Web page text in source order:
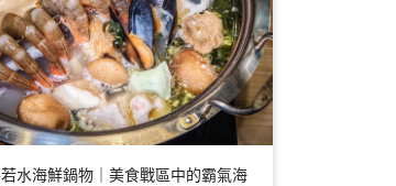
若水海鮮鍋物｜美食戰區中的霸氣海